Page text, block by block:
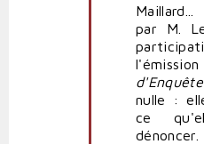
par M.
l'émission
d'Enquête
nulle :
ce
dénoncer.